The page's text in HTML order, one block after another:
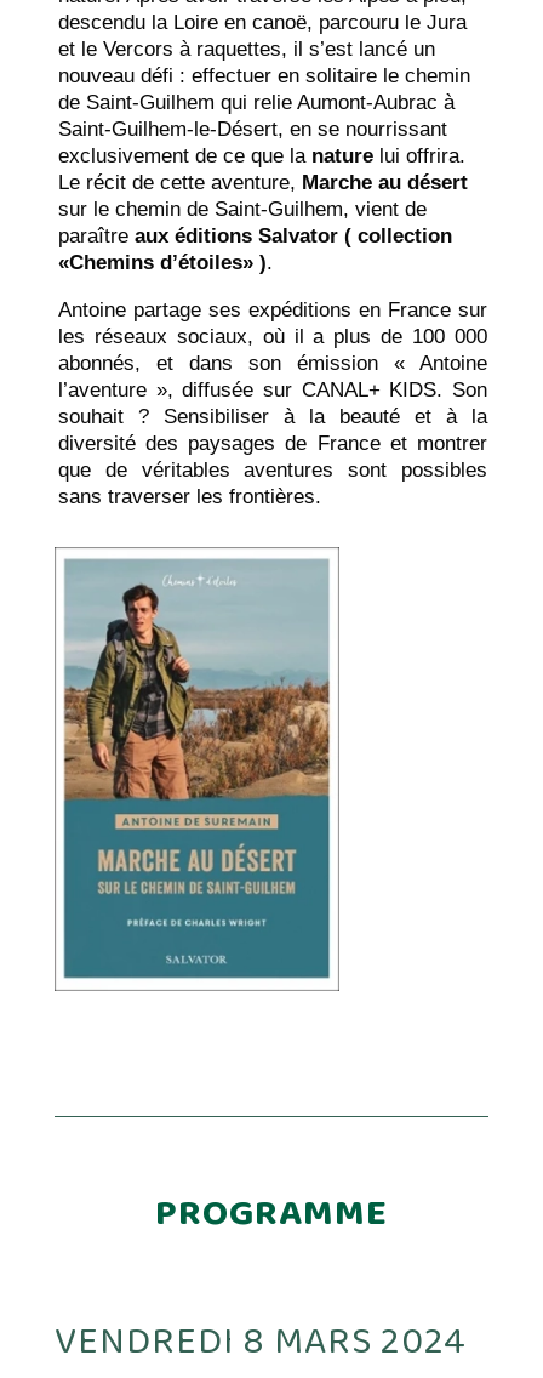
descendu la Loire en canoë, parcouru le Jura
et le Vercors à raquettes, il s’est lancé un
nouveau défi : effectuer en solitaire le chemin
de Saint-Guilhem qui relie Aumont-Aubrac à
Saint-Guilhem-le-Désert, en se nourrissant
exclusivement de ce que la naturelui offrira.
Le récit de cette aventure, Marche au désert
sur le chemin de Saint-Guilhem, vient de
paraître aux éditions Salvator ( collection
«Chemins d’étoiles» ).
Antoine partage ses expéditions en France sur
les réseaux sociaux, où il a plus de 100 000
abonnés, et dans son émission « Antoine
l’aventure », diffusée sur CANAL+ KIDS. Son
souhait ? Sensibiliser à la beauté et à la
diversité des paysages de France et montrer
que de véritables aventures sont possibles
sans traverser les frontières.
PROGRAMME
VENDREDI 8 MARS 2024